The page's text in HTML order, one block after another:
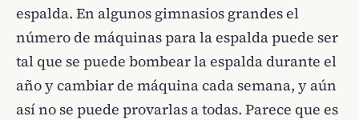
espalda. En algunos gimnasios grandes el
número de máquinas para la espalda puede ser
tal que se puede bombear la espalda durante el
año y cambiar de máquina cada semana, y aún
así no se puede provarlas a todas. Parece que es